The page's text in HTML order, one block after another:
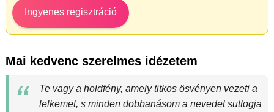
Ingyenes regisztráció
Mai kedvenc szerelmes idézetem
Te vagy a holdfény, amely titkos ösvényen vezeti a
lelkemet, s minden dobbanásom a nevedet suttogja